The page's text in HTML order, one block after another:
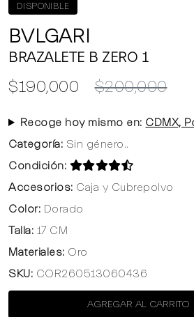
DISPONIBLE
BVLGARI
BRAZALETE B ZERO 1
$190,000 $200,000
Recoge hoy mismo en: CDMX,
Categoría: Sin género..
Condición:
Accesorios: Caja y Cubrepolvo
Color: Dorado
Talla: 17 CM
Materiales: Oro
SKU: COR260513060436
AGREGAR AL CARRITO